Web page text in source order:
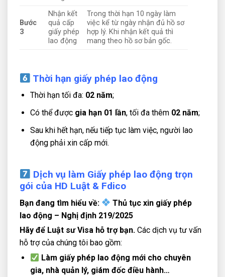
Bước
3
Nhận kết
quả cấp
giấy phép
lao động
Trong thời hạn 10 ngày làm
việc kể từ ngày nhận đủ hồ sơ
hợp lý. Khi nhận kết quả thì
mang theo hồ sơ bản gốc.
Thời hạn giấy phép lao động
Thời hạn tối đa: 02 năm;
Có thể được gia hạn 01 lần, tối đa thêm 02 năm;
Sau khi hết hạn, nếu tiếp tục làm việc, người lao
động phải xin cấp mới.
Dịch vụ làm Giấy phép lao động trọn
gói của HD Luật & Fdico
Bạn đang tìm hiểu về:
Thủ tục xin giấy phép
lao động – Nghị định 219/2025
Hãy để Luật sư Visa hỗ trợ bạn. Các dịch vụ tư vấn
hỗ trợ của chúng tôi bao gồm:
Làm giấy phép lao động mới cho chuyên
gia, nhà quản lý, giám đốc điều hành…